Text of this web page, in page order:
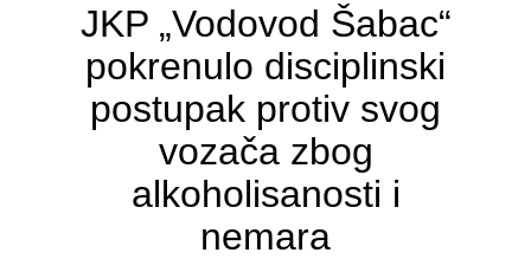
JKP „Vodovod Šabac“
pokrenulo disciplinski
postupak protiv svog
vozača zbog
alkoholisanosti i
nemara